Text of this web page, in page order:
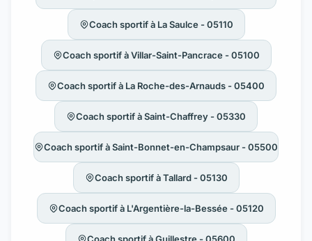
Coach sportif à La Saulce - 05110
Coach sportif à Villar-Saint-Pancrace - 05100
Coach sportif à La Roche-des-Arnauds - 05400
Coach sportif à Saint-Chaffrey - 05330
Coach sportif à Saint-Bonnet-en-Champsaur - 05500
Coach sportif à Tallard - 05130
Coach sportif à L'Argentière-la-Bessée - 05120
Coach sportif à Guillestre - 05600